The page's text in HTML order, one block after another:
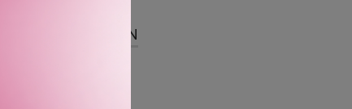
OM MERKEVAREN
fra den nye
Denne lette misten